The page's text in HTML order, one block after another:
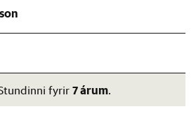
fyrir 7 árum.